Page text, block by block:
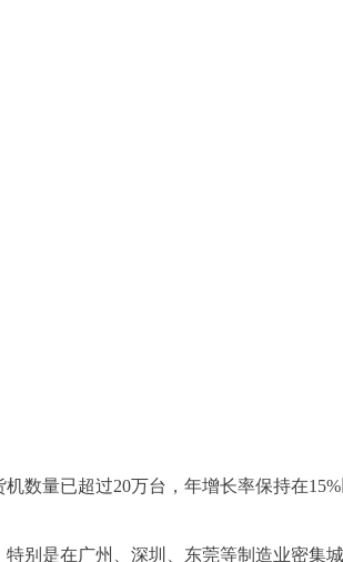
机数量已超过20万台，年增长率保持在
别是在广州、深圳、东莞等制造业密集